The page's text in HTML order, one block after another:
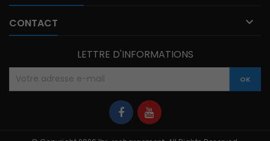
CONTACT 
LETTRE D'INFORMATIONS